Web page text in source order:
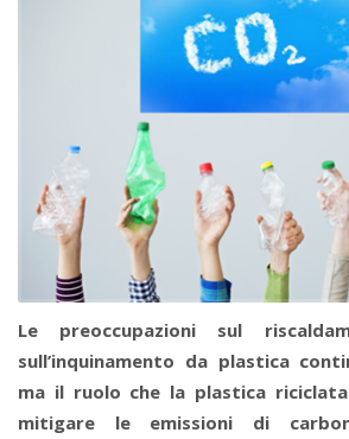
Le preoccupazioni sul
sull’inquinamento da plastica
ma il ruolo che la plastica
mitigare le emissioni di